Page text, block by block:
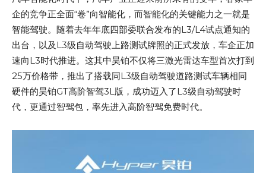
企的竞争正全面“卷”向智能化，而智能化的关键能力之一就是
智能驾驶。随着去年年底四部委联合发布的L3/L4试点通知的
出台，以及L3级自动驾驶上路测试牌照的正式发放，车企正加
速向L3时代推进。这其中昊铂不仅将三激光雷达车型首次打到
25万价格带，推出了搭载同L3级自动驾驶道路测试车辆相同
硬件的昊铂GT高阶智驾3L版，成功迈入了L3级自动驾驶时
代，更通过智驾包，率先进入高阶智驾免费时代。